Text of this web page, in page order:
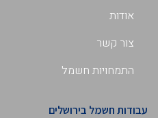
אודות
צור קשר
התמחויות חשמל
עבודות חשמל בירושלים